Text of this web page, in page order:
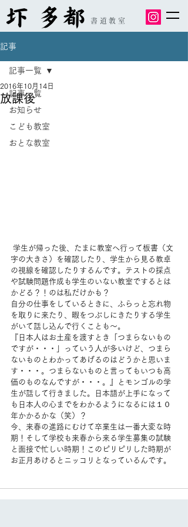
書道教室
記事
記事一覧
お知らせ
こども教室
おとな教室
記事一覧
放課後
2016年10月14日
字の大きさ）を確認したり、学生から見る教卓
の視線を確認したりするんです。テストの採点
や試験問題作成も学生のいない教室でするとは
かどる？！のは私だけかも？
自分の仕事をしているときに、ふらっと忘れ物
を取りに来たり、暇をつぶしにきたりする学生
がいて話し込んで行くことも～。
『日本人はお土産を渡すとき「つまらないもの
ですが・・・」っていう人が多いけど、つまら
ないものとわかってあげるのはどうかと思いま
す・・・。つまらないものと言ってもいつも高
価のものなんですが・・・。』とモンゴルの学
生が話して行きました。日本語が上手になって
も日本人の心までをわかるようになるには１０
年かかるかな（笑）？
今、来春の進路にむけて卒業生は一番大変な時
期！そして学校も来春から来る学生募集の試験
と面接で忙しい時期！このピリピリした時期が
お正月あけるとニッコリとなっているんです。